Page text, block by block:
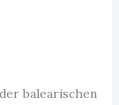
balearischen